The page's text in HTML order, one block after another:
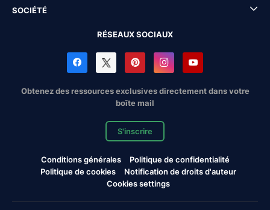
SOCIÉTÉ
RÉSEAUX SOCIAUX
Obtenez des ressources exclusives directement dans votre
boîte mail
S'inscrire
Conditions générales
Politique de confidentialité
Politique de cookies
Notification de droits d'auteur
Cookies settings